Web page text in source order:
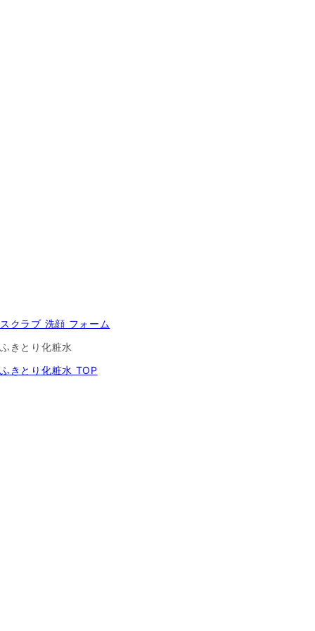
スクラブ 洗顔 フォーム
ふきとり化粧水
ふきとり化粧水 TOP